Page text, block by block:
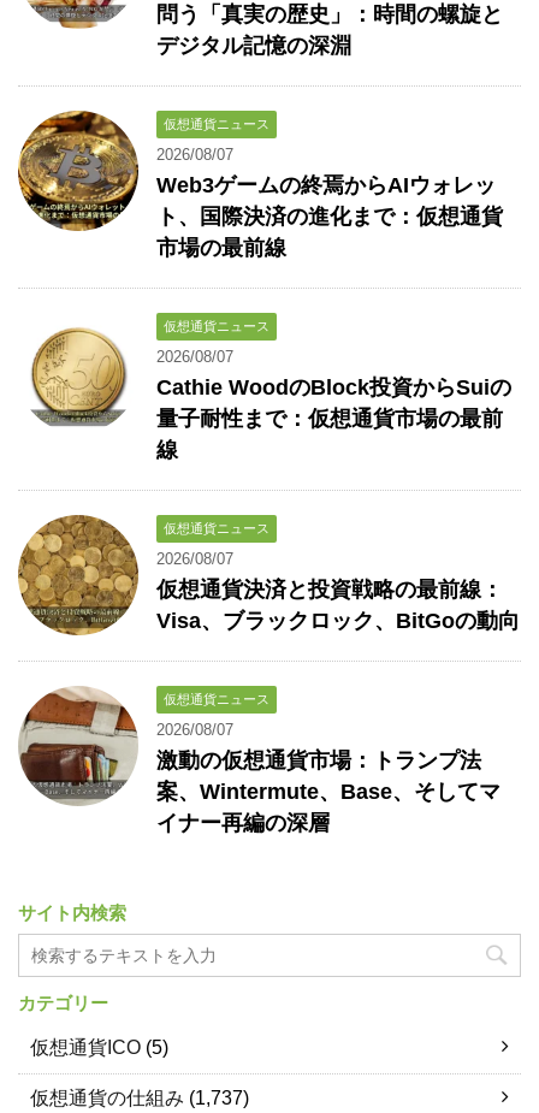
問う「真実の歴史」：時間の螺旋と
デジタル記憶の深淵
仮想通貨ニュース
2026/08/07
Web3ゲームの終焉からAIウォレッ
ト、国際決済の進化まで：仮想通貨
市場の最前線
仮想通貨ニュース
2026/08/07
Cathie WoodのBlock投資からSuiの
量子耐性まで：仮想通貨市場の最前
線
仮想通貨ニュース
2026/08/07
仮想通貨決済と投資戦略の最前線：
Visa、ブラックロック、BitGoの動向
仮想通貨ニュース
2026/08/07
激動の仮想通貨市場：トランプ法
案、Wintermute、Base、そしてマ
イナー再編の深層
サイト内検索
カテゴリー
仮想通貨ICO (5)
仮想通貨の仕組み (1,737)